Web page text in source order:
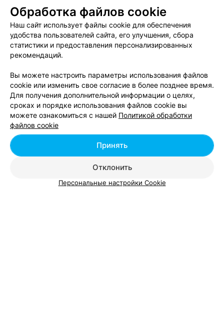
Курсы корейского языка в Гомеле
Курсы иврита в Гомеле
Добавить компанию
Добавить специалиста
Обработка файлов cookie
Наш сайт использует файлы cookie для обеспечения
удобства пользователей сайта, его улучшения, сбора
статистики и предоставления персонализированных
рекомендаций.
Вы можете настроить параметры использования файлов
cookie или изменить свое согласие в более позднее время.
Для получения дополнительной информации о целях,
сроках и порядке использования файлов cookie вы
можете ознакомиться с нашей Политикой обработки
файлов cookie
Отклонить
Принять
Персональные настройки Cookie